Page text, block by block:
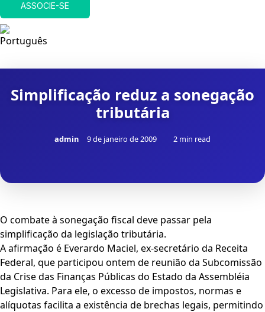
ASSOCIE-SE
Simplificação reduz a sonegação
tributária
admin 9 de janeiro de 2009 2 min read
O combate à sonegação fiscal deve passar pela
simplificação da legislação tributária.
A afirmação é Everardo Maciel, ex-secretário da Receita
Federal, que participou ontem de reunião da Subcomissão
da Crise das Finanças Públicas do Estado da Assembléia
Legislativa. Para ele, o excesso de impostos, normas e
alíquotas facilita a existência de brechas legais, permitindo